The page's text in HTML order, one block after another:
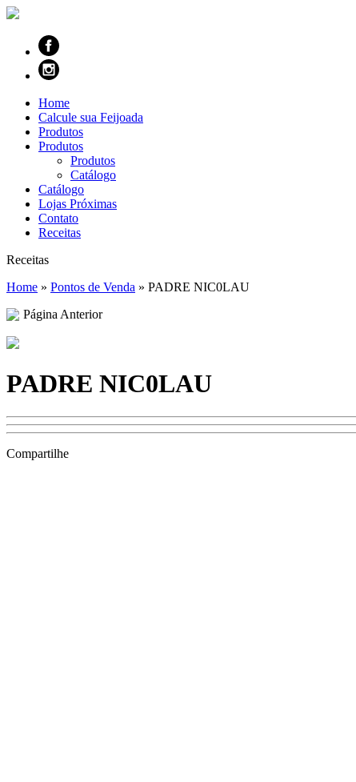
Home
Calcule sua Feijoada
Produtos
Produtos
Produtos
Catálogo
Catálogo
Lojas Próximas
Contato
Receitas
Receitas
Home » Pontos de Venda » PADRE NIC0LAU
Página Anterior
PADRE NIC0LAU
Compartilhe